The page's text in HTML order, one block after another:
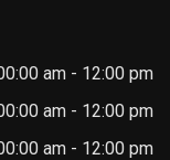
am - 12:00 pm
am - 12:00 pm
am - 12:00 pm